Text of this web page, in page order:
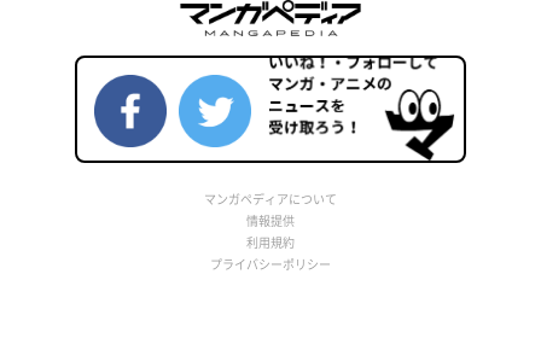
マンガペディアについて
情報提供
利用規約
プライバシーポリシー